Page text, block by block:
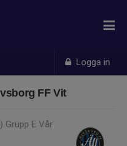
Logga in
FF Vit
Grupp E Vår